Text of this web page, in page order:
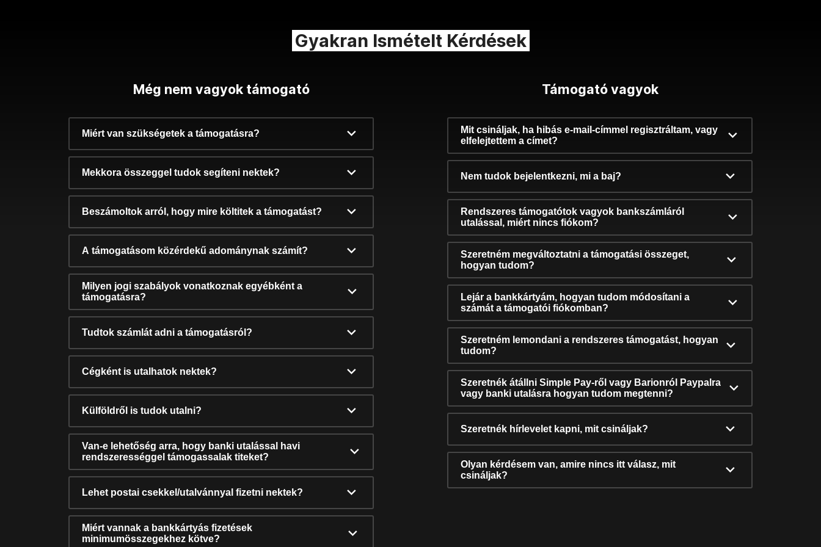
Gyakran Ismételt Kérdések
Még nem vagyok támogató
Miért van szükségetek a támogatásra?
Mekkora összeggel tudok segíteni nektek?
Beszámoltok arról, hogy mire költitek a támogatást?
A támogatásom közérdekű adománynak számít?
Milyen jogi szabályok vonatkoznak egyébként a
támogatásra?
Tudtok számlát adni a támogatásról?
Cégként is utalhatok nektek?
Külföldről is tudok utalni?
Van-e lehetőség arra, hogy banki utalással havi
rendszerességgel támogassalak titeket?
Lehet postai csekkel/utalvánnyal fizetni nektek?
Miért vannak a bankkártyás fizetések
minimumösszegekhez kötve?
Támogató vagyok
Mit csináljak, ha hibás e-mail-címmel regisztráltam, vagy
elfelejtettem a címet?
Nem tudok bejelentkezni, mi a baj?
Rendszeres támogatótok vagyok bankszámláról
utalással, miért nincs fiókom?
Szeretném megváltoztatni a támogatási összeget,
hogyan tudom?
Lejár a bankkártyám, hogyan tudom módosítani a
számát a támogatói fiókomban?
Szeretném lemondani a rendszeres támogatást, hogyan
tudom?
Szeretnék átállni Simple Pay-ről vagy Barionról Paypalra
vagy banki utalásra hogyan tudom megtenni?
Szeretnék hírlevelet kapni, mit csináljak?
Olyan kérdésem van, amire nincs itt válasz, mit
csináljak?